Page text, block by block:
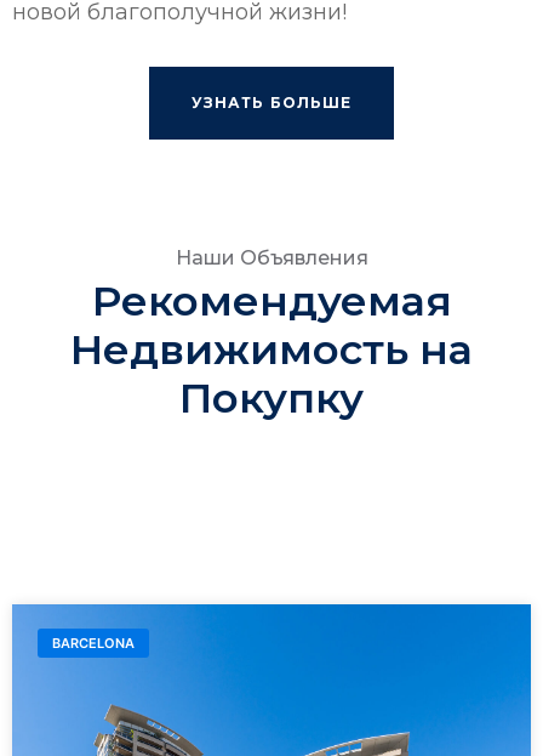
новой благополучной жизни!
УЗНАТЬ БОЛЬШЕ
Наши Объявления
Рекомендуемая
Недвижимость на
Покупку
BARCELONA